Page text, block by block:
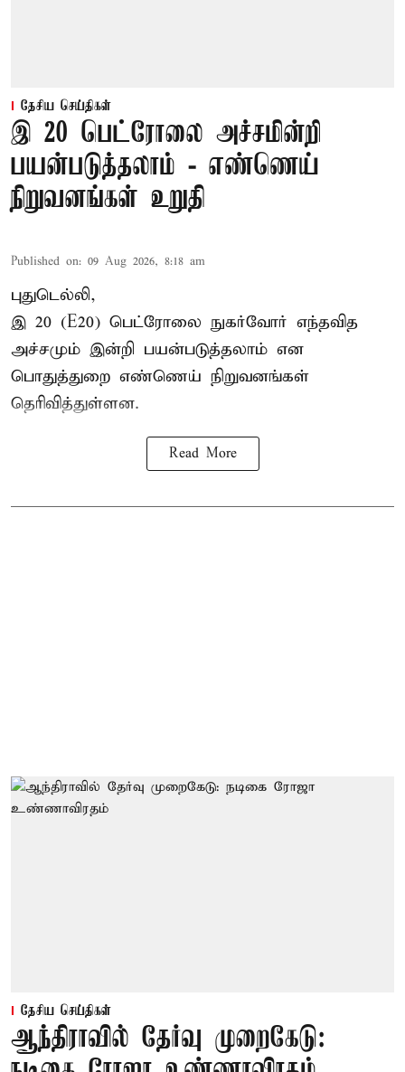
தேசிய செய்திகள்
இ 20 பெட்ரோலை அச்சமின்றி
பயன்படுத்தலாம் - எண்ணெய்
நிறுவனங்கள் உறுதி
Published on: 09 Aug 2026, 8:18 am
புதுடெல்லி,
இ 20 (E20) பெட்ரோலை நுகர்வோர் எந்தவித
அச்சமும் இன்றி பயன்படுத்தலாம் என
பொதுத்துறை எண்ணெய் நிறுவனங்கள்
தெரிவித்துள்ளன.
Read More
தேசிய செய்திகள்
ஆந்திராவில் தேர்வு முறைகேடு: